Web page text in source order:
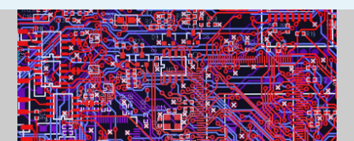
ッ
プ
す
る